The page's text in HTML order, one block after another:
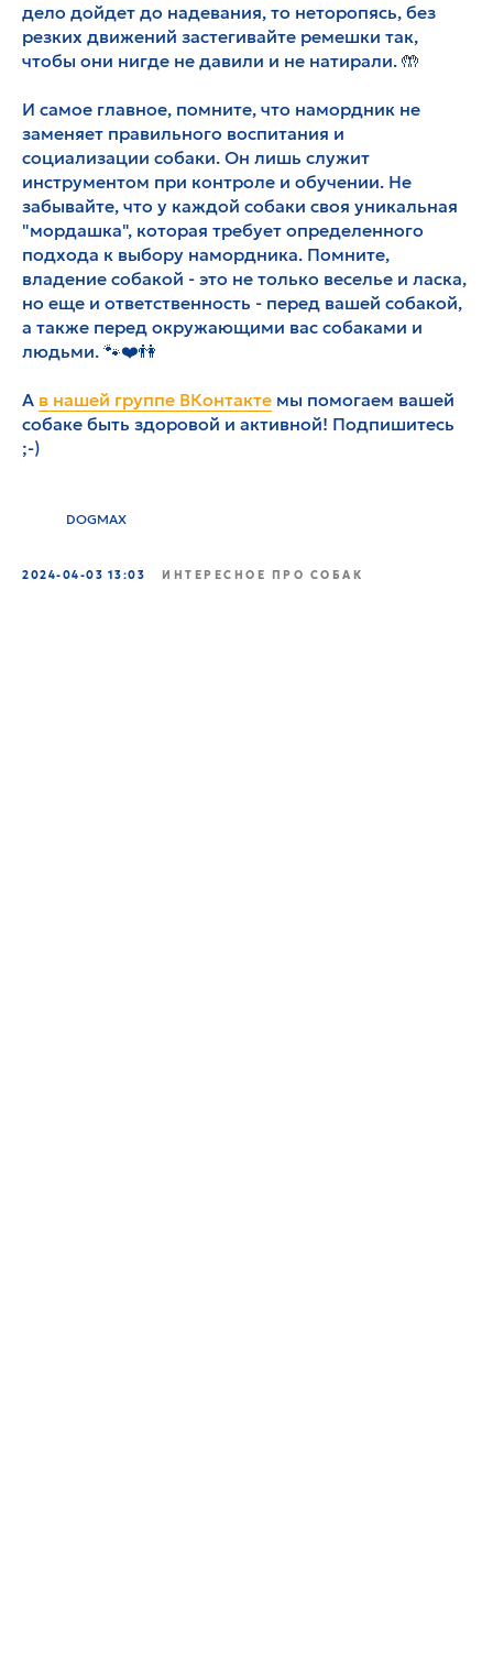
дело дойдет до надевания, то неторопясь, без
резких движений застегивайте ремешки так,
чтобы они нигде не давили и не натирали. 🤲
И самое главное, помните, что намордник не
заменяет правильного воспитания и
социализации собаки. Он лишь служит
инструментом при контроле и обучении. Не
забывайте, что у каждой собаки своя уникальная
"мордашка", которая требует определенного
подхода к выбору намордника. Помните,
владение собакой - это не только веселье и ласка,
но еще и ответственность - перед вашей собакой,
а также перед окружающими вас собаками и
людьми. 🐾❤️👫
А в нашей группе ВКонтакте мы помогаем вашей
собаке быть здоровой и активной! Подпишитесь
;-)
DOGMAX
2024-04-03 13:03 ИНТЕРЕСНОЕ ПРО СОБАК